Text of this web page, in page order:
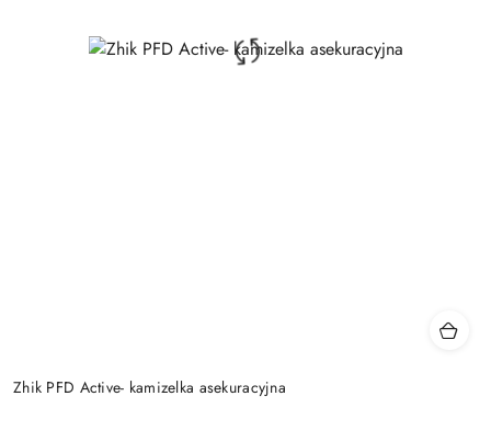
Zhik PFD Active- kamizelka asekuracyjna